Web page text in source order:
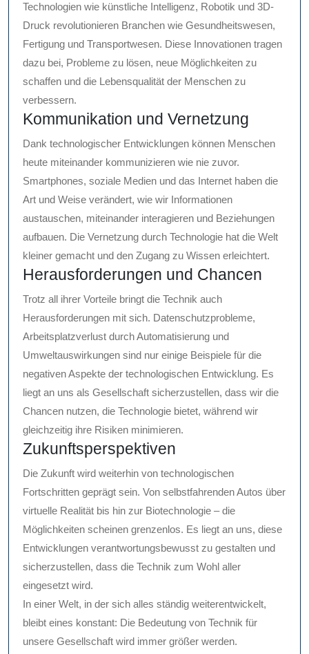
Technologien wie künstliche Intelligenz, Robotik und 3D-
Druck revolutionieren Branchen wie Gesundheitswesen,
Fertigung und Transportwesen. Diese Innovationen tragen
dazu bei, Probleme zu lösen, neue Möglichkeiten zu
schaffen und die Lebensqualität der Menschen zu
verbessern.
Kommunikation und Vernetzung
Dank technologischer Entwicklungen können Menschen
heute miteinander kommunizieren wie nie zuvor.
Smartphones, soziale Medien und das Internet haben die
Art und Weise verändert, wie wir Informationen
austauschen, miteinander interagieren und Beziehungen
aufbauen. Die Vernetzung durch Technologie hat die Welt
kleiner gemacht und den Zugang zu Wissen erleichtert.
Herausforderungen und Chancen
Trotz all ihrer Vorteile bringt die Technik auch
Herausforderungen mit sich. Datenschutzprobleme,
Arbeitsplatzverlust durch Automatisierung und
Umweltauswirkungen sind nur einige Beispiele für die
negativen Aspekte der technologischen Entwicklung. Es
liegt an uns als Gesellschaft sicherzustellen, dass wir die
Chancen nutzen, die Technologie bietet, während wir
gleichzeitig ihre Risiken minimieren.
Zukunftsperspektiven
Die Zukunft wird weiterhin von technologischen
Fortschritten geprägt sein. Von selbstfahrenden Autos über
virtuelle Realität bis hin zur Biotechnologie – die
Möglichkeiten scheinen grenzenlos. Es liegt an uns, diese
Entwicklungen verantwortungsbewusst zu gestalten und
sicherzustellen, dass die Technik zum Wohl aller
eingesetzt wird.
In einer Welt, in der sich alles ständig weiterentwickelt,
bleibt eines konstant: Die Bedeutung von Technik für
unsere Gesellschaft wird immer größer werden.